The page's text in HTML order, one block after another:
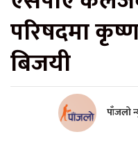
परिषदमा
बिजयी
पाँजलो